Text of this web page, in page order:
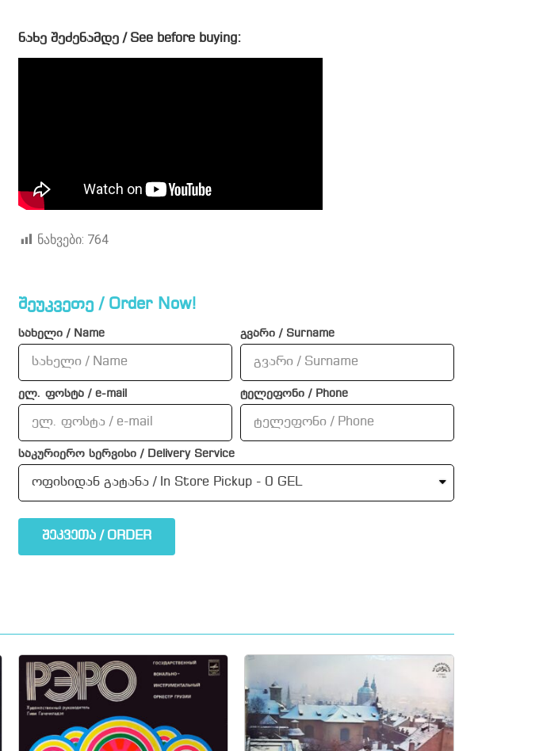
ნახე შეძენამდე / See before buying:
ნახვები: 764
შეუკვეთე / Order Now!
სახელი / Name გვარი / Surname
ელ. ფოსტა / e-mail ტელეფონი / Phone
საკურიერო სერვისი / Delivery Service
შეკვეთა / ORDER